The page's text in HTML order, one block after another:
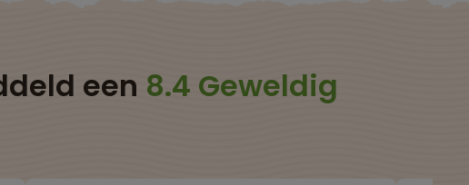
een 8.4 Geweldig